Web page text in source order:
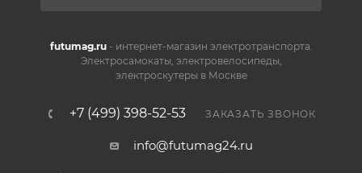
futumag.ru- интернет-магазин электротранспорта.
Электросамокаты, электровелосипеды,
электроскутеры в Москве
+7 (499) 398-52-53 ЗАКАЗАТЬ ЗВОНОК
info@futumag24.ru